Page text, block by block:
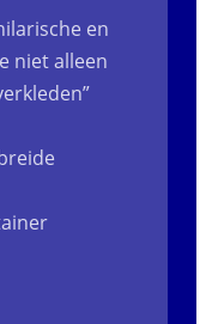
en
niet alleen